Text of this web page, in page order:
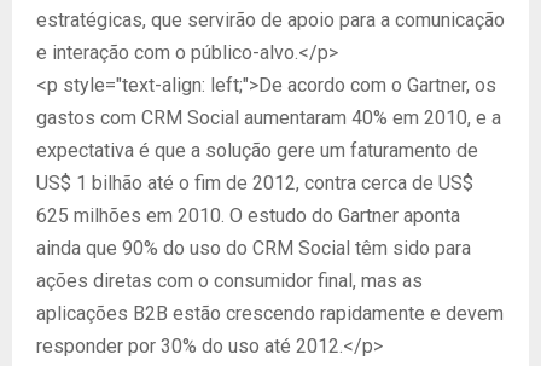
estratégicas, que servirão de apoio para a comunicação
e interação com o público-alvo.</p>
<p style="text-align: left;">De acordo com o Gartner, os
gastos com CRM Social aumentaram 40% em 2010, e a
expectativa é que a solução gere um faturamento de
US$ 1 bilhão até o fim de 2012, contra cerca de US$
625 milhões em 2010. O estudo do Gartner aponta
ainda que 90% do uso do CRM Social têm sido para
ações diretas com o consumidor final, mas as
aplicações B2B estão crescendo rapidamente e devem
responder por 30% do uso até 2012.</p>